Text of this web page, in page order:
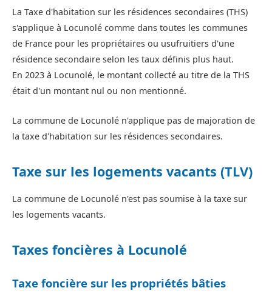
La Taxe d'habitation sur les résidences secondaires (THS)
s'applique à Locunolé comme dans toutes les communes
de France pour les propriétaires ou usufruitiers d'une
résidence secondaire selon les taux définis plus haut.
En 2023 à Locunolé, le montant collecté au titre de la THS
était d'un montant nul ou non mentionné.
La commune de Locunolé n'applique pas de majoration de
la taxe d'habitation sur les résidences secondaires.
Taxe sur les logements vacants (TLV)
La commune de Locunolé n'est pas soumise à la taxe sur
les logements vacants.
Taxes foncières à Locunolé
Taxe foncière sur les propriétés bâties